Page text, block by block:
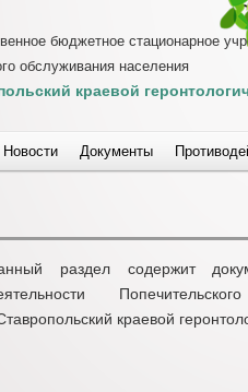
бюджетное стационарное
обслуживания населения
краевой
Новости Документы
раздел содержит
краевой